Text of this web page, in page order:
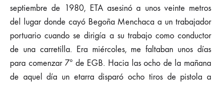
septiembre de 1980, ETA asesinó a unos veinte metros
del lugar donde cayó Begoña Menchaca a un trabajador
portuario cuando se dirigía a su trabajo como conductor
de una carretilla. Era miércoles, me faltaban unos días
para comenzar 7º de EGB. Hacia las ocho de la mañana
de aquel día un etarra disparó ocho tiros de pistola a